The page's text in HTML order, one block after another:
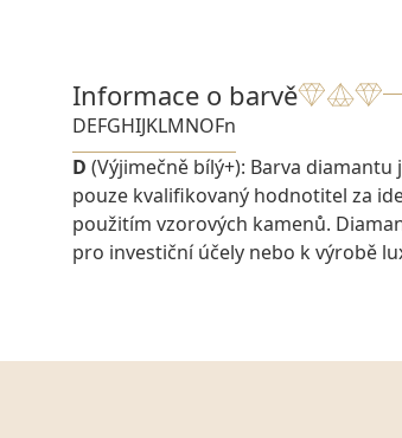
Informace o barvě
DEFGHIJKLMNOFn
D (Výjimečně bílý+): Barva
pouze kvalifikovaný hodnotitel za
použitím vzorových kamenů.
pro investiční účely nebo k výrobě